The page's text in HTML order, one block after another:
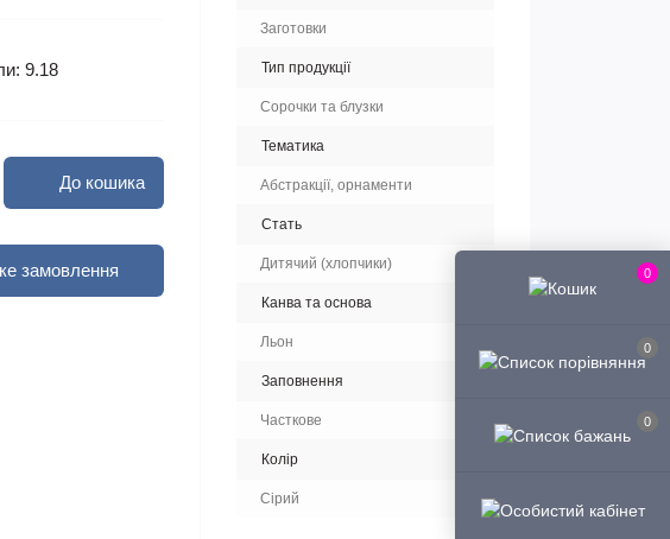
0
0
0
9.18
До кошика
замовлення
Заготовки
Тип продукції
Сорочки та блузки
Тематика
Абстракції, орнаменти
Стать
Дитячий (хлопчики)
Канва та основа
Льон
Заповнення
Часткове
Колір
Сірий